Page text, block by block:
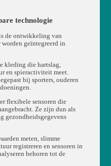
technologie
de ontwikkeling van
geïntegreerd in
kleding die hartslag,
en spieractiviteit meet.
bij sporters, ouderen
flexibele sensoren die
Ze zijn dun als
gezondheidsgegevens
meten, slimme
registreren en sensoren in
behoren tot de